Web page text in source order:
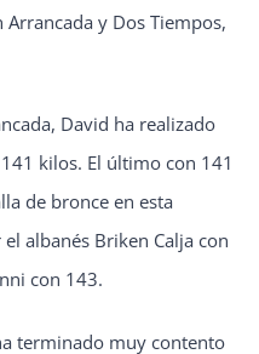
y Dos Tiempos,
David ha realizado
kilos. El último con 141
de bronce en esta
albanés Briken Calja con
con 143.
terminado muy contento